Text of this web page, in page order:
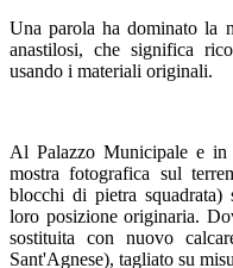
Una parola ha dominato la
anastilosi, che significa
usando i materiali originali.
Al Palazzo Municipale e
mostra fotografica sul
blocchi di pietra squadrata)
loro posizione originaria.
sostituita con nuovo
Sant'Agnese), tagliato su